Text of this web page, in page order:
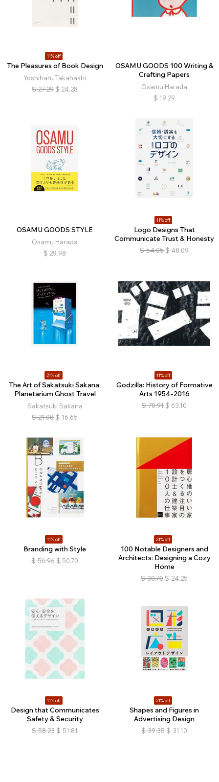
11% off
The Pleasures of Book Design
Yoshiharu Takahashi
$ 27.29 $ 24.28
OSAMU GOODS 100 Writing &
Crafting Papers
Osamu Harada
$ 19.29
OSAMU GOODS STYLE
Osamu Harada
$ 29.98
11% off
Logo Designs That
Communicate Trust & Honesty
$ 54.05 $ 48.09
21% off
The Art of Sakatsuki Sakana:
Planetarium Ghost Travel
Sakatsuki Sakana
$ 21.08 $ 16.65
11% off
Godzilla: History of Formative
Arts 1954-2016
$ 70.91 $ 63.10
11% off
Branding with Style
$ 56.96 $ 50.70
21% off
100 Notable Designers and
Architects: Designing a Cozy
Home
$ 30.70 $ 24.25
11% off
Design that Communicates
Safety & Security
$ 58.23 $ 51.81
21% off
Shapes and Figures in
Advertising Design
$ 39.35 $ 31.10